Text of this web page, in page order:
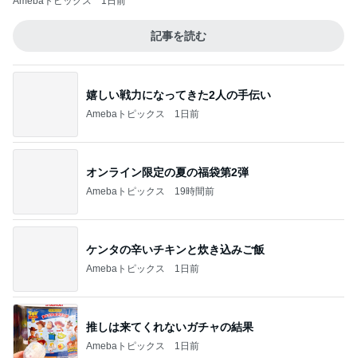
記事を読む
嬉しい戦力になってきた2人の手伝い
Amebaトピックス 1日前
オンライン限定の夏の福袋第2弾
Amebaトピックス 19時間前
ケンタの辛いチキンと炊き込みご飯
Amebaトピックス 1日前
推しは来てくれないガチャの結果
Amebaトピックス 1日前